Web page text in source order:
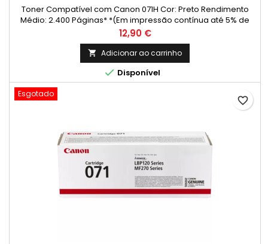
Toner Compatível com Canon 071H Cor: Preto Rendimento
Médio: 2.400 Páginas* *(Em impressão contínua até 5% de
cobertura de uma Folha A4)
Preço
12,90 €
 Adicionar ao carrinho
 Disponível
Esgotado
favorite_border